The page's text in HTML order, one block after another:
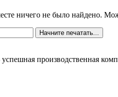
ничего не было найдено.
Начните печатать...
производственная